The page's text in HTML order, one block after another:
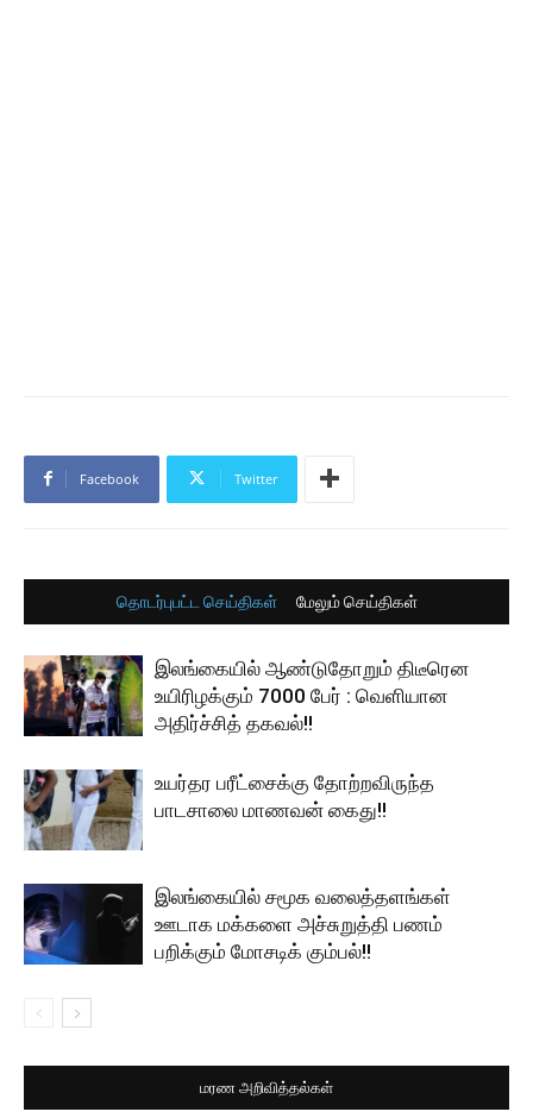
Facebook Twitter
தொடர்புபட்ட செய்திகள் மேலும் செய்திகள்
இலங்கையில் ஆண்டுதோறும் திடீரென
உயிரிழக்கும் 7000 பேர் : வெளியான
அதிர்ச்சித் தகவல்!!
உயர்தர பரீட்சைக்கு தோற்றவிருந்த
பாடசாலை மாணவன் கைது!!
இலங்கையில் சமூக வலைத்தளங்கள்
ஊடாக மக்களை அச்சுறுத்தி பணம்
பறிக்கும் மோசடிக் கும்பல்!!
மரண அறிவித்தல்கள்